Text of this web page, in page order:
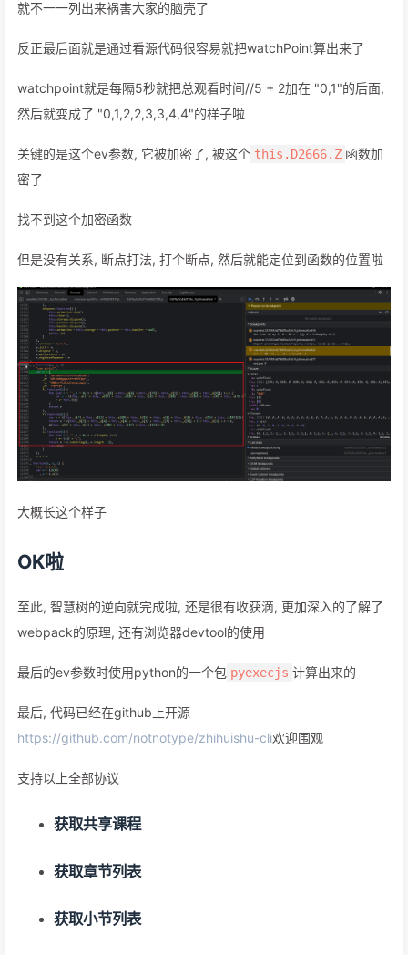
就不一一列出来祸害大家的脑壳了
反正最后面就是通过看源代码很容易就把watchPoint算出来了
watchpoint就是每隔5秒就把总观看时间//5 + 2加在 "0,1"的后面,
然后就变成了 "0,1,2,2,3,3,4,4"的样子啦
关键的是这个ev参数, 它被加密了, 被这个 this.D2666.Z 函数加
密了
找不到这个加密函数
但是没有关系, 断点打法, 打个断点, 然后就能定位到函数的位置啦
大概长这个样子
OK啦
至此, 智慧树的逆向就完成啦, 还是很有收获滴, 更加深入的了解了
webpack的原理, 还有浏览器devtool的使用
最后的ev参数时使用python的一个包 pyexecjs 计算出来的
最后, 代码已经在github上开源
https://github.com/notnotype/zhihuishu-cli欢迎围观
支持以上全部协议
获取共享课程
获取章节列表
获取小节列表